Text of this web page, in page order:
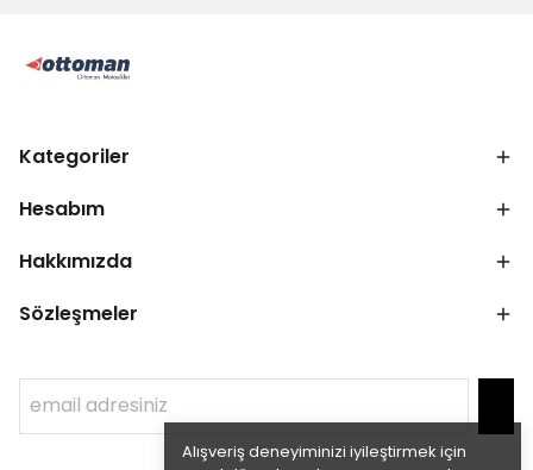
Alışveriş deneyiminizi iyileştirmek için
Kategoriler
Hesabım
Hakkımızda
Sözleşmeler